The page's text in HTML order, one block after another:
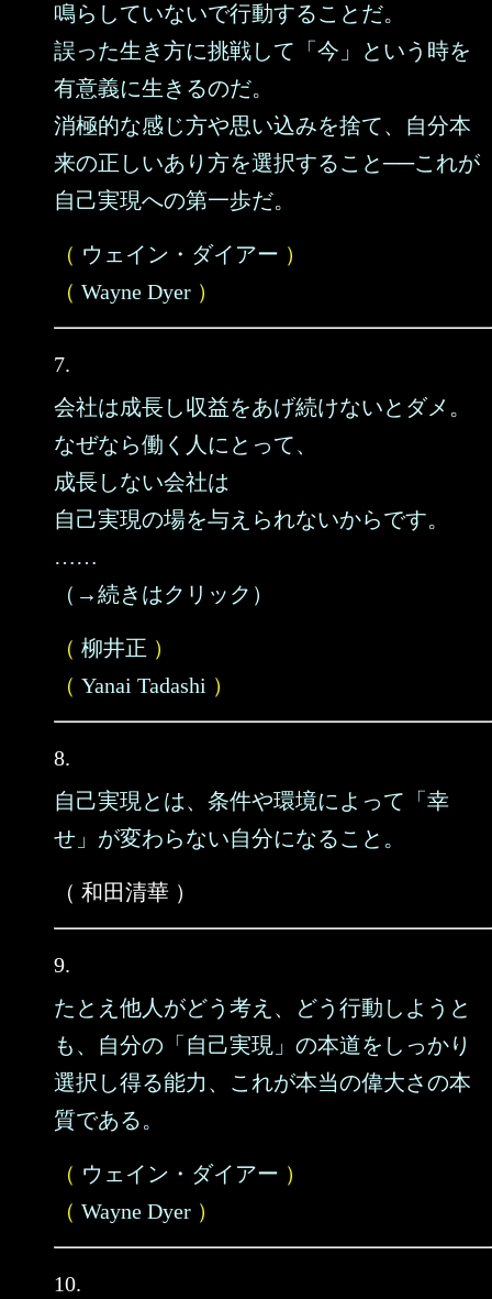
鳴らしていないで行動することだ。
誤った生き方に挑戦して「今」という時を
有意義に生きるのだ。
消極的な感じ方や思い込みを捨て、自分本
来の正しいあり方を選択すること──これが
自己実現への第一歩だ。
（ ウェイン・ダイアー ）
（ Wayne Dyer ）
7.
会社は成長し収益をあげ続けないとダメ。
なぜなら働く人にとって、
成長しない会社は
自己実現の場を与えられないからです。
……
（→続きはクリック）
（ 柳井正 ）
（ Yanai Tadashi ）
8.
自己実現とは、条件や環境によって「幸
せ」が変わらない自分になること。
（ 和田清華 ）
9.
たとえ他人がどう考え、どう行動しようと
も、自分の「自己実現」の本道をしっかり
選択し得る能力、これが本当の偉大さの本
質である。
（ ウェイン・ダイアー ）
（ Wayne Dyer ）
10.